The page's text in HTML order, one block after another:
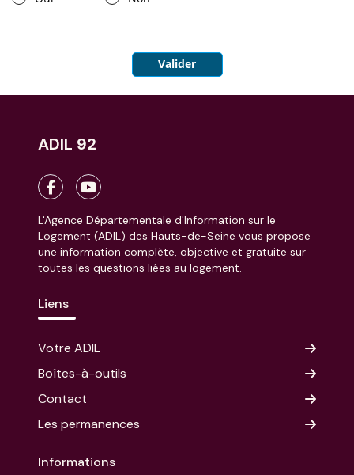
ADIL 92
L'Agence Départementale d'Information sur le
Logement (ADIL) des Hauts-de-Seine vous propose
une information complète, objective et gratuite sur
toutes les questions liées au logement.
Liens
Votre ADIL
Boîtes-à-outils
Contact
Les permanences
Informations